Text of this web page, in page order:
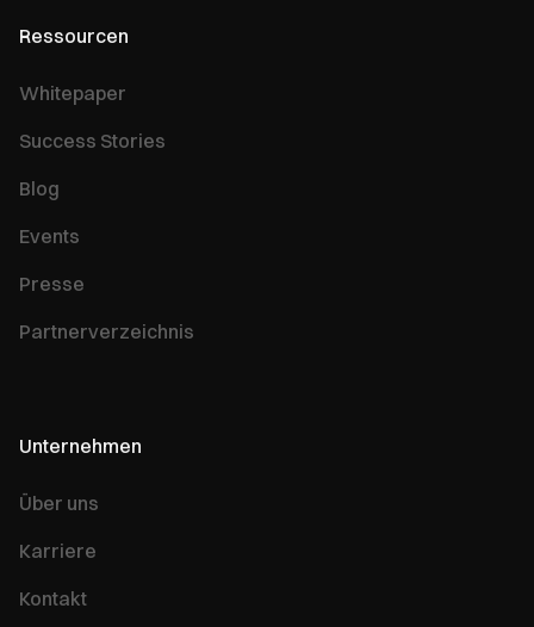
Ressourcen
Whitepaper
Success Stories
Blog
Events
Presse
Partnerverzeichnis
Unternehmen
Über uns
Karriere
Kontakt